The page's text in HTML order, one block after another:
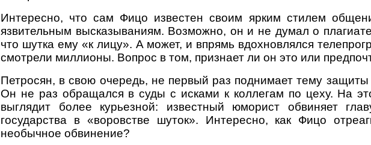
Интересно, что сам Фицо известен своим ярким стилем
язвительным высказываниям. Возможно, он и не думал о
что шутка ему «к лицу». А может, и впрямь вдохновлялся
смотрели миллионы. Вопрос в том, признает ли он это или
Петросян, в свою очередь, не первый раз поднимает тему защиты
Он не раз обращался в суды с исками к коллегам по цеху. На
выглядит более курьезной: известный юморист обвиняет
государства в «воровстве шуток». Интересно, как Фицо
необычное обвинение?